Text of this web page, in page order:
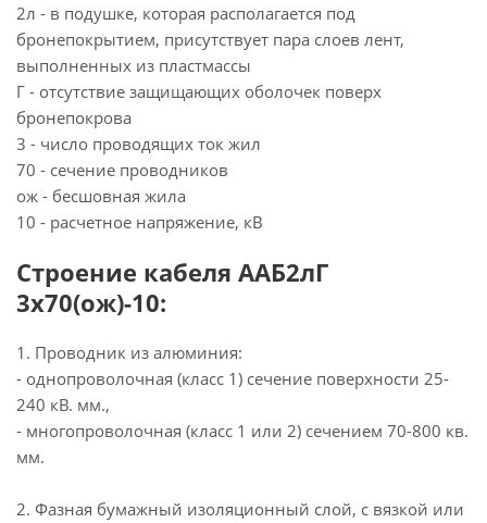
2л - в подушке, которая располагается под
бронепокрытием, присутствует пара слоев лент,
выполненных из пластмассы
Г - отсутствие защищающих оболочек поверх
бронепокрова
3 - число проводящих ток жил
70 - сечение проводников
ож - бесшовная жила
10 - расчетное напряжение, кВ
Строение кабеля ААБ2лГ
3х70(ож)-10:
1. Проводник из алюминия:
- однопроволочная (класс 1) сечение поверхности 25-
240 кВ. мм.,
- многопроволочная (класс 1 или 2) сечением 70-800 кв.
мм.
2. Фазная бумажный изоляционный слой, с вязкой или